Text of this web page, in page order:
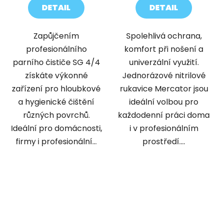
DETAIL
Zapůjčením
profesionálního
parního čističe SG 4/4
získáte výkonné
zařízení pro hloubkové
a hygienické čištění
různých povrchů.
Ideální pro domácnosti,
firmy i profesionální...
DETAIL
Spolehlivá ochrana,
komfort při nošení a
univerzální využití.
Jednorázové nitrilové
rukavice Mercator jsou
ideální volbou pro
každodenní práci doma
i v profesionálním
prostředí....